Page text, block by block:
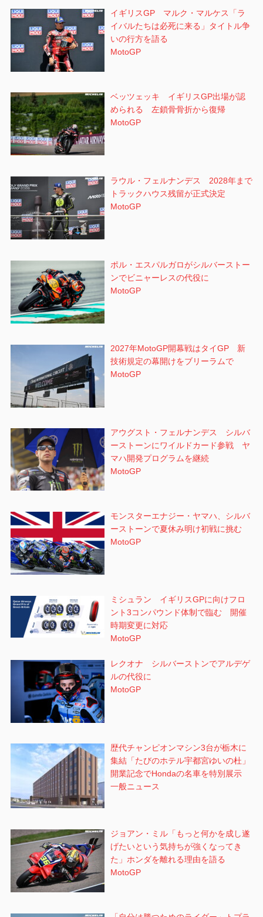
イギリスGP マルク・マルケス「ラ
イバルたちは必死に来る」タイトル争
いの行方を語る
MotoGP
ベッツェッキ イギリスGP出場が認
められる 左鎖骨骨折から復帰
MotoGP
ラウル・フェルナンデス 2028年まで
トラックハウス残留が正式決定
MotoGP
ポル・エスパルガロがシルバーストー
ンでビニャーレスの代役に
MotoGP
2027年MotoGP開幕戦はタイGP 新
技術規定の幕開けをブリーラムで
MotoGP
アウグスト・フェルナンデス シルバ
ーストーンにワイルドカード参戦 ヤ
マハ開発プログラムを継続
MotoGP
モンスターエナジー・ヤマハ、シルバ
ーストーンで夏休み明け初戦に挑む
MotoGP
ミシュラン イギリスGPに向けフロ
ント3コンパウンド体制で臨む 開催
時期変更に対応
MotoGP
レクオナ シルバーストンでアルデゲ
ルの代役に
MotoGP
歴代チャンピオンマシン3台が栃木に
集結「たびのホテル宇都宮ゆいの杜」
開業記念でHondaの名車を特別展示
一般ニュース
ジョアン・ミル「もっと何かを成し遂
げたいという気持ちが強くなってき
た」ホンダを離れる理由を語る
MotoGP